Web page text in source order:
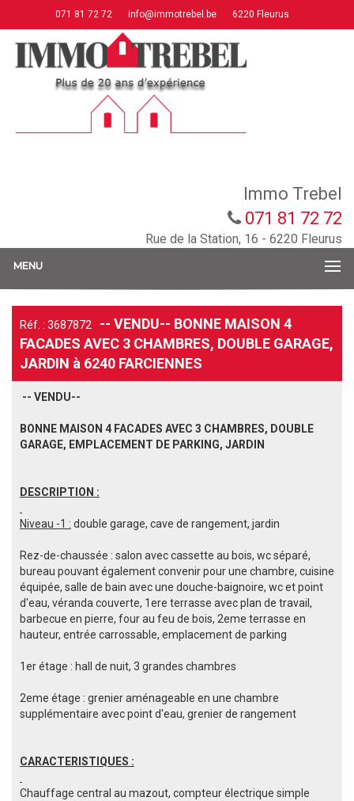
071 81 72 72 info@immotrebel.be 6220 Fleurus
Immo Trebel
071 81 72 72
Rue de la Station, 16 - 6220 Fleurus
MENU
Réf. : 3687872
-- VENDU-- BONNE MAISON 4
FACADES AVEC 3 CHAMBRES, DOUBLE GARAGE,
JARDIN à 6240 FARCIENNES
-- VENDU--
BONNE MAISON 4 FACADES AVEC 3 CHAMBRES, DOUBLE
GARAGE, EMPLACEMENT DE PARKING, JARDIN
DESCRIPTION :
Niveau -1 : double garage, cave de rangement, jardin
Rez-de-chaussée : salon avec cassette au bois, wc séparé,
bureau pouvant également convenir pour une chambre, cuisine
équipée, salle de bain avec une douche-baignoire, wc et point
d'eau, véranda couverte, 1ere terrasse avec plan de travail,
barbecue en pierre, four au feu de bois, 2eme terrasse en
hauteur, entrée carrossable, emplacement de parking
1er étage : hall de nuit, 3 grandes chambres
2eme étage : grenier aménageable en une chambre
supplémentaire avec point d'eau, grenier de rangement
CARACTERISTIQUES :
Chauffage central au mazout, compteur électrique simple